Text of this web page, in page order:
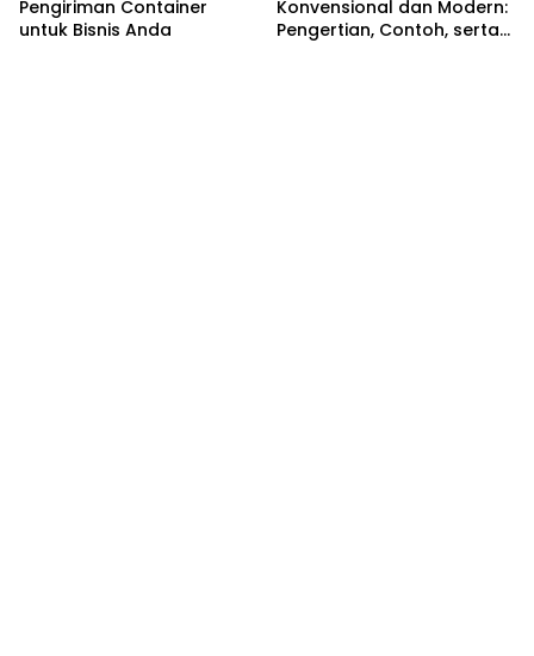
Pengiriman Container
untuk Bisnis Anda
Konvensional dan Modern:
Pengertian, Contoh, serta